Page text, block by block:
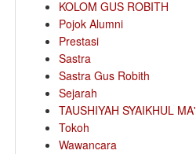
KOLOM GUS ROBITH
Pojok Alumni
Prestasi
Sastra
Sastra Gus Robith
Sejarah
TAUSHIYAH SYAIKHUL
Tokoh
Wawancara